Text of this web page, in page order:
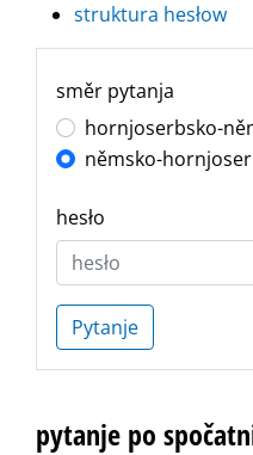
struktura hesłow
směr pytanja
hornjoserbsko-
němsko-
hesło
Pytanje
pytanje po